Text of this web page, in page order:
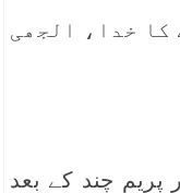
کا خدا، الجھی
پریم چند کے بعد